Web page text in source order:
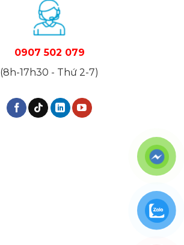
0907 502 079
(8h-17h30 - Thứ 2-7)